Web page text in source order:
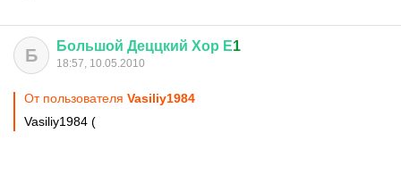
Б Большой Деццкий Хор Е1
18:57, 10.05.2010
От пользователя Vasiliy1984
Vasiliy1984 (